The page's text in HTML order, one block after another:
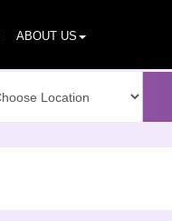
ABOUT US